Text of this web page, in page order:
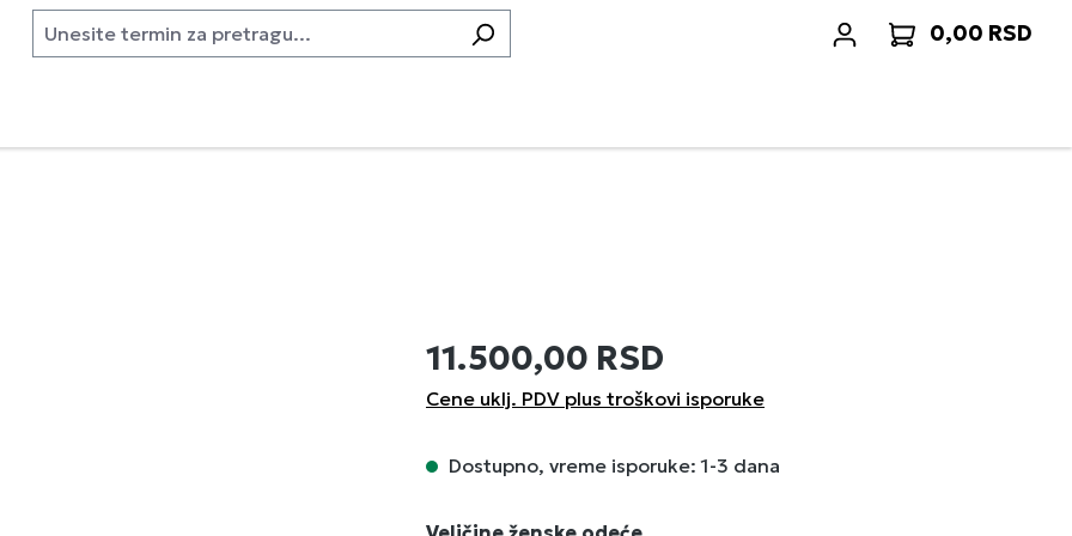
0,00 RSD
11.500,00 RSD
Cene uklj. PDV plus troškovi isporuke
Dostupno, vreme isporuke: 1-3 dana
Izaberi